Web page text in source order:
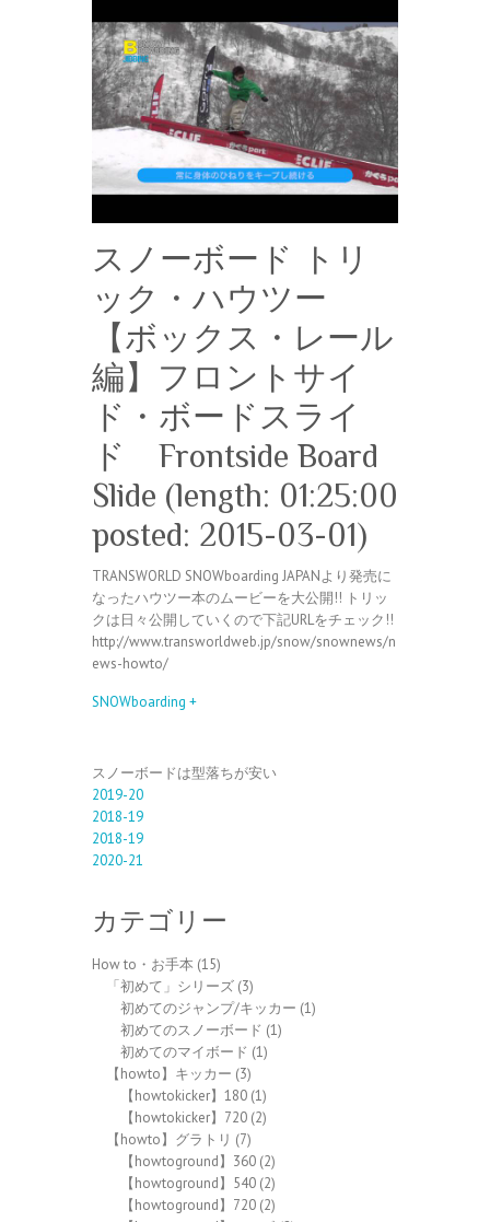
スノーボード トリ
ック・ハウツー
【ボックス・レール
編】フロントサイ
ド・ボードスライ
ド Frontside Board
Slide (length: 01:25:00
posted: 2015-03-01)
TRANSWORLD SNOWboarding JAPANより発売に
なったハウツー本のムービーを大公開!! トリッ
クは日々公開していくので下記URLをチェック!!
http://www.transworldweb.jp/snow/snownews/n
ews-howto/
SNOWboarding +
スノーボードは型落ちが安い
2019-20
2018-19
2018-19
2020-21
カテゴリー
How to・お手本 (15)
「初めて」シリーズ (3)
初めてのジャンプ/キッカー (1)
初めてのスノーボード (1)
初めてのマイボード (1)
【howto】キッカー (3)
【howtokicker】180 (1)
【howtokicker】720 (2)
【howto】グラトリ (7)
【howtoground】360 (2)
【howtoground】540 (2)
【howtoground】720 (2)